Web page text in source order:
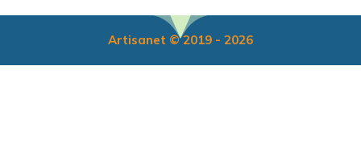
Artisanet © 2019 - 2026